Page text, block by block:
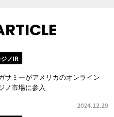
ジノIR
2024.12.29
サミーがアメリカのオンライン
ノ市場に参入